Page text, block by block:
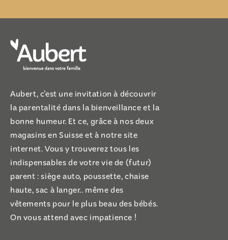
Aubert, c’est une invitation à découvrir
la parentalité dans la bienveillance et la
bonne humeur. Et ce, grâce à nos deux
magasins en Suisse et à notre site
internet. Vous y trouverez tous les
indispensables de votre vie de (futur)
parent : siège auto, poussette, chaise
haute, sac à langer.. même des
vêtements pour le plus beau des bébés.
On vous attend avec impatience !